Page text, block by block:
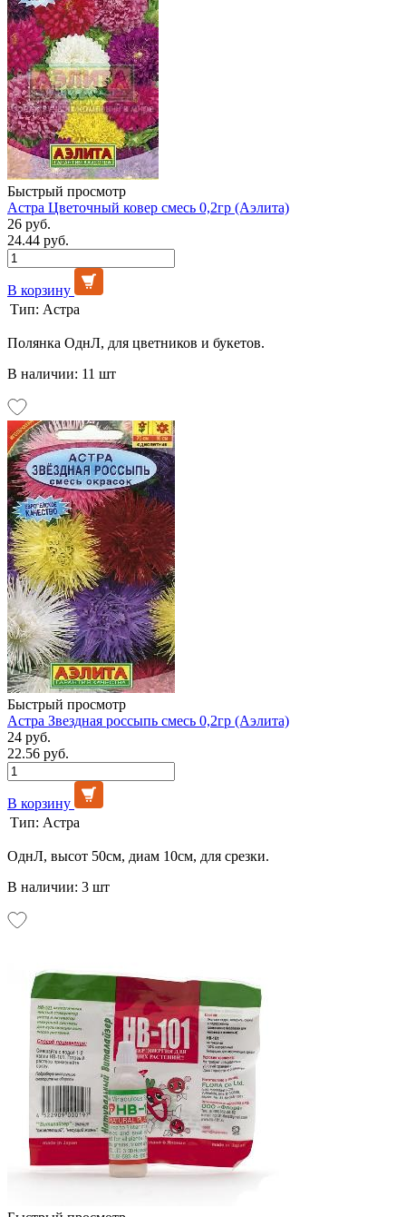
Быстрый просмотр
Астра Цветочный ковер смесь 0,2гр (Аэлита)
26 руб.
24.44 руб.
В корзину
Тип: Астра
Полянка ОднЛ, для цветников и букетов.
В наличии: 11 шт
Быстрый просмотр
Астра Звездная россыпь смесь 0,2гр (Аэлита)
24 руб.
22.56 руб.
В корзину
Тип: Астра
ОднЛ, высот 50см, диам 10см, для срезки.
В наличии: 3 шт